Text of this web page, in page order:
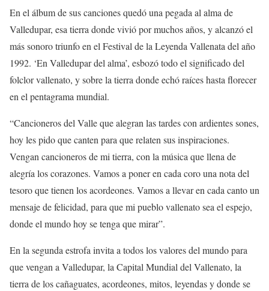
En el álbum de sus canciones quedó una pegada al alma de
Valledupar, esa tierra donde vivió por muchos años, y alcanzó el
más sonoro triunfo en el Festival de la Leyenda Vallenata del año
1992. ‘En Valledupar del alma’, esbozó todo el significado del
folclor vallenato, y sobre la tierra donde echó raíces hasta florecer
en el pentagrama mundial.
“Cancioneros del Valle que alegran las tardes con ardientes sones,
hoy les pido que canten para que relaten sus inspiraciones.
Vengan cancioneros de mi tierra, con la música que llena de
alegría los corazones. Vamos a poner en cada coro una nota del
tesoro que tienen los acordeones. Vamos a llevar en cada canto un
mensaje de felicidad, para que mi pueblo vallenato sea el espejo,
donde el mundo hoy se tenga que mirar”.
En la segunda estrofa invita a todos los valores del mundo para
que vengan a Valledupar, la Capital Mundial del Vallenato, la
tierra de los cañaguates, acordeones, mitos, leyendas y donde se